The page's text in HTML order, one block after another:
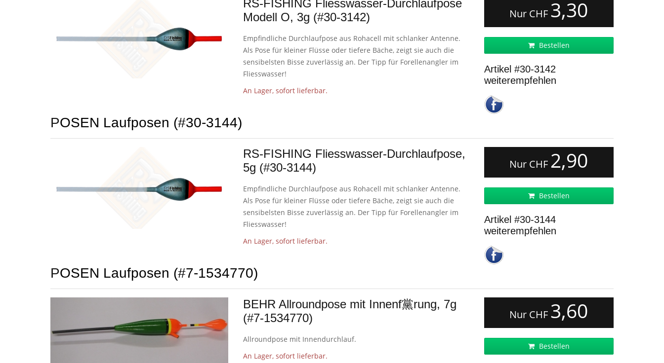
RS-FISHING Fliesswasser-Durchlaufpose
Modell O, 3g (#30-3142)
Empfindliche Durchlaufpose aus Rohacell mit schlanker Antenne.
Als Pose für kleiner Flüsse oder tiefere Bäche, zeigt sie auch die
sensibelsten Bisse zuverlässig an. Der Tipp für Forellenangler im
Fliesswasser!
An Lager, sofort lieferbar.
Nur CHF 3,30
Bestellen
Artikel #30-3142
weiterempfehlen
POSEN Laufposen (#30-3144)
RS-FISHING Fliesswasser-Durchlaufpose,
5g (#30-3144)
Empfindliche Durchlaufpose aus Rohacell mit schlanker Antenne.
Als Pose für kleiner Flüsse oder tiefere Bäche, zeigt sie auch die
sensibelsten Bisse zuverlässig an. Der Tipp für Forellenangler im
Fliesswasser!
An Lager, sofort lieferbar.
Nur CHF 2,90
Bestellen
Artikel #30-3144
weiterempfehlen
POSEN Laufposen (#7-1534770)
BEHR Allroundpose mit Innenf黨rung, 7g
(#7-1534770)
Allroundpose mit Innendurchlauf.
An Lager, sofort lieferbar.
Nur CHF 3,60
Bestellen